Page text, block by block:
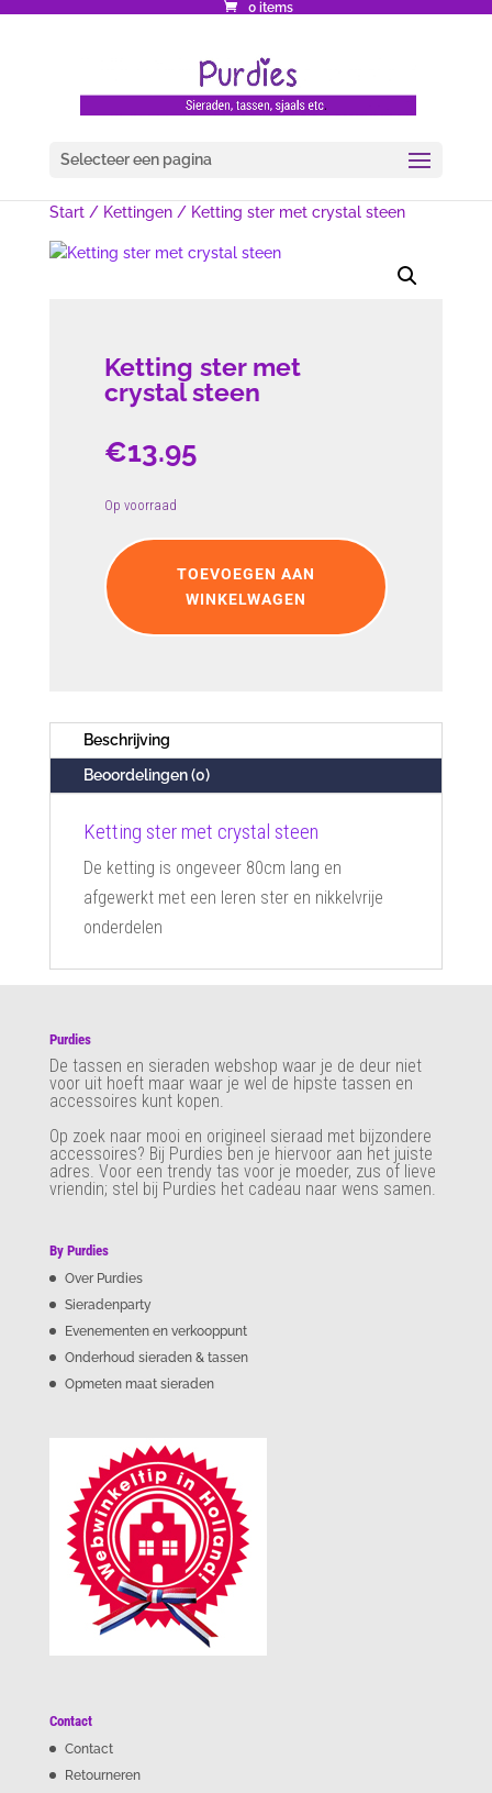
0 items
Selecteer een pagina
Start/ Kettingen/ Ketting ster met crystal steen
Ketting ster met
crystal steen
€13.95
Op voorraad
Ketting
ster
met
crystal
steen
TOEVOEGEN AAN
WINKELWAGEN
Beschrijving
Beoordelingen (0)
Ketting ster met crystal steen
De ketting is ongeveer 80cm lang en
afgewerkt met een leren ster en nikkelvrije
onderdelen
Purdies
De tassen en sieraden webshop waar je de deur niet
voor uit hoeft maar waar je wel de hipste tassen en
accessoires kunt kopen.
Op zoek naar mooi en origineel sieraad met bijzondere
accessoires? Bij Purdies ben je hiervoor aan het juiste
adres. Voor een trendy tas voor je moeder, zus of lieve
vriendin; stel bij Purdies het cadeau naar wens samen.
By Purdies
Over Purdies
Sieradenparty
Evenementen en verkooppunt
Onderhoud sieraden & tassen
Opmeten maat sieraden
Contact
Contact
Retourneren